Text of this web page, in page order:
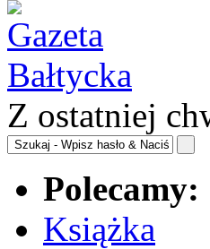
Z ostatniej
Polecamy:
Książka